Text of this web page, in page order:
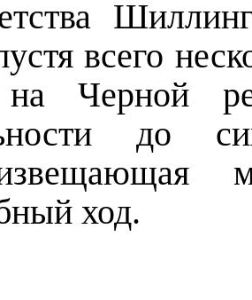
всего
Черной
до
ход.